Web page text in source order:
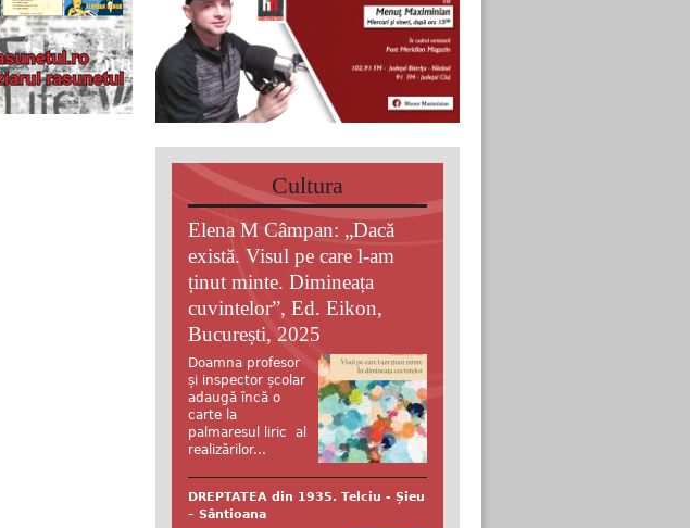
Cultura
Elena M Câmpan: „Dacă
există. Visul pe care l-am
ținut minte. Dimineața
cuvintelor”, Ed. Eikon,
București, 2025
Doamna profesor
și inspector școlar
adaugă încă o
carte la
palmaresul liric al
realizărilor...
DREPTATEA din 1935. Telciu - Șieu
– Sântioana